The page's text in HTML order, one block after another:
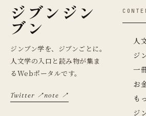
ジブンジン
ブン
ジンブン学を、ジブンごとに。
人文学の入口と読み物が集ま
るWebポータルです。
Twitter ↗note ↗
人
ジ
一
お
も
ジ